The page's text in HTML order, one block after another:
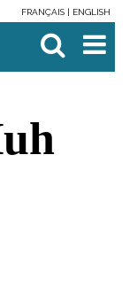
FRANÇAIS ENGLISH

avancée…